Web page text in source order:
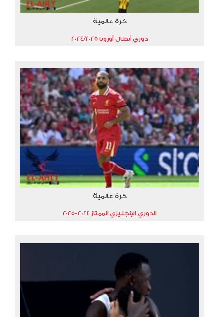
كرة عالمية
دوري أبطال أوروبا 2024/2025
كرة عالمية
الدوري الإنجليزي الممتاز 2024-2025